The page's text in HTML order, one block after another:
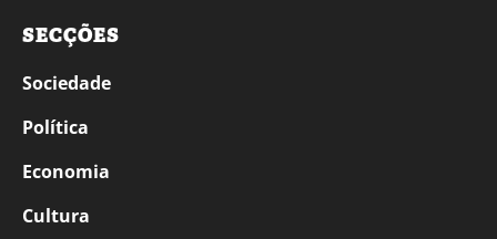
SECÇÕES
Sociedade
Política
Economia
Cultura